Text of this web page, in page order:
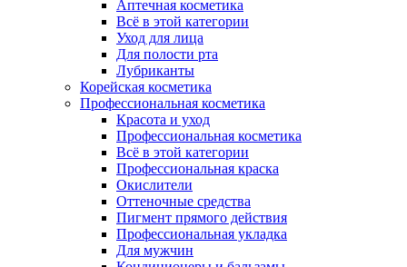
Аптечная косметика
Всё в этой категории
Уход для лица
Для полости рта
Лубриканты
Корейская косметика
Профессиональная косметика
Красота и уход
Профессиональная косметика
Всё в этой категории
Профессиональная краска
Окислители
Оттеночные средства
Пигмент прямого действия
Профессиональная укладка
Для мужчин